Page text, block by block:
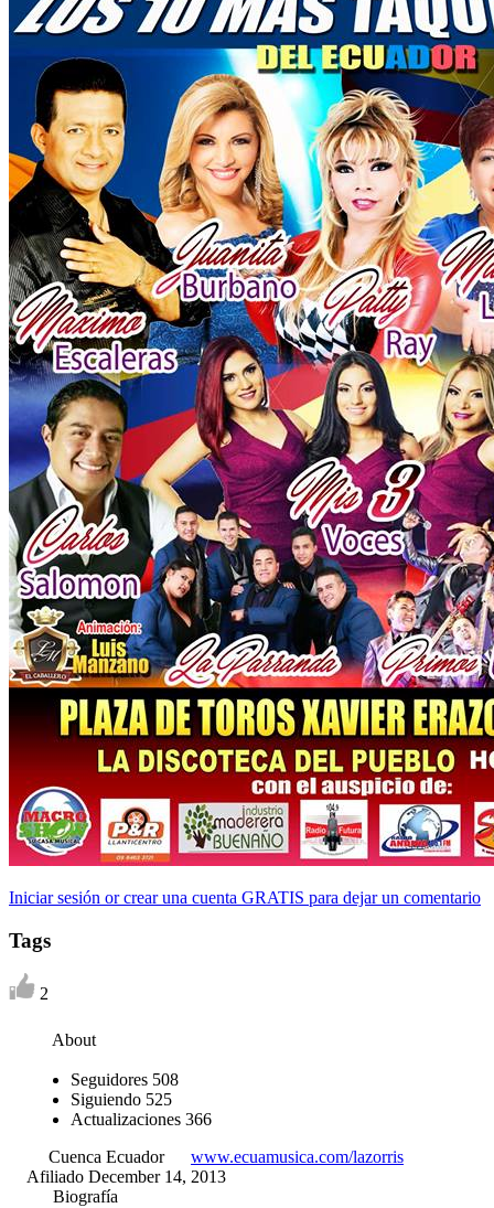
Iniciar sesión or crear una cuenta GRATIS para dejar un comentario
Tags
2
About
Seguidores 508
Siguiendo 525
Actualizaciones 366
Cuenca Ecuador
www.ecuamusica.com/lazorris
Afiliado December 14, 2013
Biografía